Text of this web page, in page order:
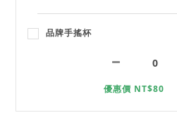
品牌手搖杯
優惠價 NT$80